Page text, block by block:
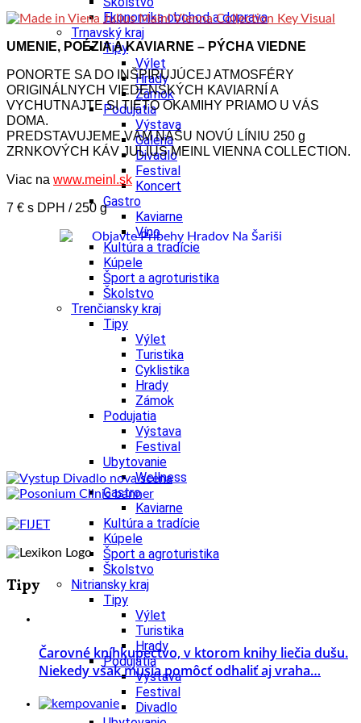
Ekonomika obchod a doprava
Trnavský kraj
Tipy
Výlet
Hrady
Zámok
Podujatia
Výstava
Galéria
Divadlo
Festival
Koncert
Gastro
Kaviarne
Víno
Kultúra a tradície
Kúpele
Šport a agroturistika
Školstvo
Trenčiansky kraj
Tipy
Výlet
Turistika
Cyklistika
Hrady
Zámok
Podujatia
Výstava
Festival
Ubytovanie
Wellness
Gastro
Kaviarne
Kultúra a tradície
Kúpele
Šport a agroturistika
Školstvo
Nitriansky kraj
Tipy
Výlet
Turistika
Hrady
Podujatia
Výstava
Festival
Divadlo
UMENIE, POÉZIA A KAVIARNE – PÝCHA VIEDNE
PONORTE SA DO INŠPIRUJÚCEJ ATMOSFÉRY
ORIGINÁLNYCH VIEDENSKÝCH KAVIARNÍ A
VYCHUTNAJTE SI TIETO OKAMIHY PRIAMO U VÁS
DOMA.
PREDSTAVUJEME VÁM NAŠU NOVÚ LÍNIU 250 g
ZRNKOVÝCH KÁV JULIUS MEINL VIENNA COLLECTION.
Viac na www.meinl.sk
7 € s DPH / 250 g
Tipy
Čarovné kníhkupectvo, v ktorom knihy liečia dušu.
Niekedy však musia pomôcť odhaliť aj vraha…